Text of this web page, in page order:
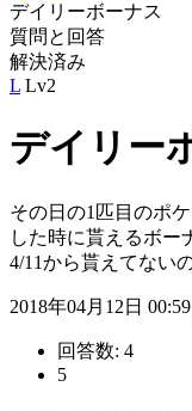
デイリーボーナス
質問と回答
解決済み
L Lv2
デイリー
その日の1匹目のポ
した時に貰えるボー
4/11から貰えてない
2018年04月12日 00:59
回答数: 4
5